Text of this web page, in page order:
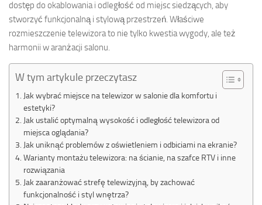
dostęp do okablowania i odległość od miejsc siedzących, aby
stworzyć funkcjonalną i stylową przestrzeń. Właściwe
rozmieszczenie telewizora to nie tylko kwestia wygody, ale też
harmonii w aranżacji salonu.
W tym artykule przeczytasz
Jak wybrać miejsce na telewizor w salonie dla komfortu i
estetyki?
Jak ustalić optymalną wysokość i odległość telewizora od
miejsca oglądania?
Jak uniknąć problemów z oświetleniem i odbiciami na ekranie?
Warianty montażu telewizora: na ścianie, na szafce RTV i inne
rozwiązania
Jak zaaranżować strefę telewizyjną, by zachować
funkcjonalność i styl wnętrza?